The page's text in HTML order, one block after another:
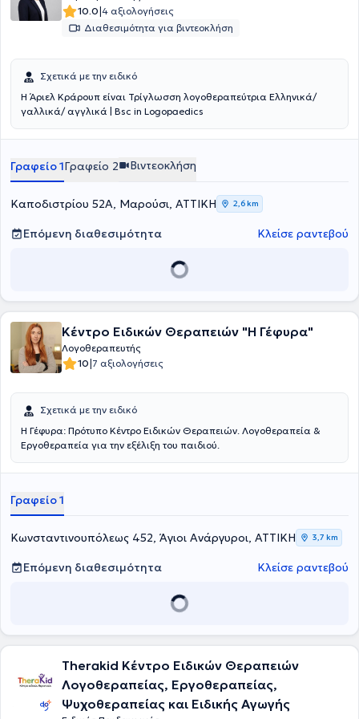
Ελλάδα και είναι μέλος του Πανελλήνιου Σύλλογου Λογοπεδικών -
Λογοθεραπευτών (ΠΣΛ).
10.0|4 αξιολογήσεις
Διαθεσιμότητα για βιντεοκλήση
Σχετικά με την ειδικό
Η Άριελ Κράρουπ είναι Τρίγλωσση λογοθεραπεύτρια Ελληνικά/
γαλλικά/ αγγλικά | Bsc in Logopaedics
Γραφείο 1Γραφείο 2 Βιντεοκλήση
Καποδιστρίου 52Α, Μαρούσι, ΑΤΤΙΚΗ 2,6 km
Επόμενη διαθεσιμότητα Κλείσε ραντεβού
Κέντρο Ειδικών Θεραπειών "Η Γέφυρα"
Λογοθεραπευτής
10|7 αξιολογήσεις
Σχετικά με την ειδικό
Η Γέφυρα: Πρότυπο Κέντρο Ειδικών Θεραπειών. Λογοθεραπεία &
Εργοθεραπεία για την εξέλιξη του παιδιού.
Γραφείο 1
Κωνσταντινουπόλεως 452, Άγιοι Ανάργυροι, ΑΤΤΙΚΗ 3,7 km
Επόμενη διαθεσιμότητα Κλείσε ραντεβού
Therakid Κέντρο Ειδικών Θεραπειών
Λογοθεραπείας, Εργοθεραπείας,
Ψυχοθεραπείας και Ειδικής Αγωγής